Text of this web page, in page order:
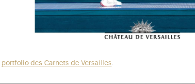
portfolio des Carnets de Versailles.